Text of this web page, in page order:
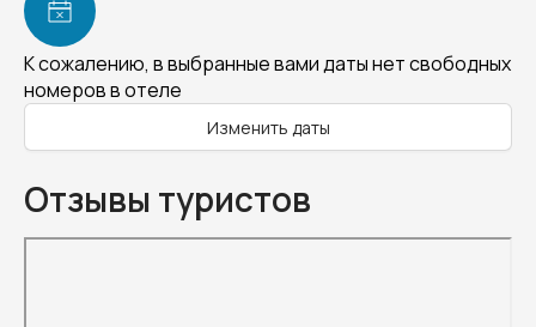
К сожалению, в выбранные вами даты нет свободных
номеров в отеле
Изменить даты
Отзывы туристов